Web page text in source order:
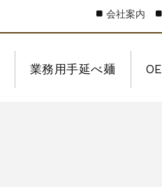
業務用手延べ麺
会社案内